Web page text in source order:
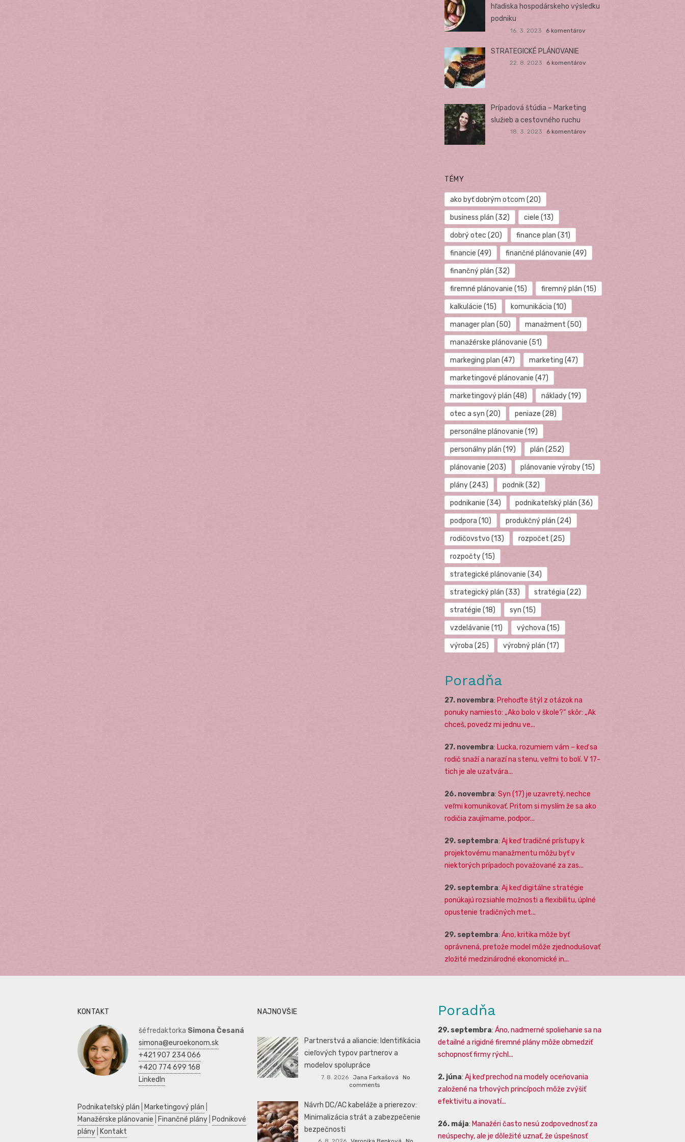
hľadiska hospodárskeho výsledku
podniku
16. 3. 2023 6 komentárov
STRATEGICKÉ PLÁNOVANIE
22. 8. 2023 6 komentárov
Prípadová štúdia – Marketing
služieb a cestovného ruchu
18. 3. 2023 6 komentárov
TÉMY
ako byť dobrým otcom (20)
business plán (32) ciele (13)
dobrý otec (20) finance plan (31)
financie (49) finančné plánovanie (49)
finančný plán (32)
firemné plánovanie (15) firemný plán (15)
kalkulácie (15) komunikácia (10)
manager plan (50) manažment (50)
manažérske plánovanie (51)
markeging plan (47) marketing (47)
marketingové plánovanie (47)
marketingový plán (48) náklady(19)
otec a syn (20) peniaze (28)
personálne plánovanie (19)
personálny plán (19) plán (252)
plánovanie (203) plánovanie výroby(15)
plány(243) podnik(32)
podnikanie (34) podnikateľský plán (36)
podpora (10) produkčný plán (24)
rodičovstvo (13) rozpočet (25)
rozpočty(15)
strategické plánovanie (34)
strategický plán (33) stratégia (22)
stratégie (18) syn (15)
vzdelávanie (11) výchova (15)
výroba (25) výrobný plán (17)
Poradňa
27. novembra: Prehoďte štýl z otázok na
ponuky namiesto: „Ako bolo v škole?“ skôr: „Ak
chceš, povedz mi jednu ve...
27. novembra: Lucka, rozumiem vám – keď sa
rodič snaží a narazí na stenu, veľmi to bolí. V 17-
tich je ale uzatvára...
26. novembra: Syn (17) je uzavretý, nechce
veľmi komunikovať. Pritom si myslím že sa ako
rodičia zaujímame, podpor...
29. septembra: Aj keď tradičné prístupy k
projektovému manažmentu môžu byť v
niektorých prípadoch považované za zas...
29. septembra: Aj keď digitálne stratégie
ponúkajú rozsiahle možnosti a flexibilitu, úplné
opustenie tradičných met...
29. septembra: Áno, kritika môže byť
oprávnená, pretože model môže zjednodušovať
zložité medzinárodné ekonomické in...
KONTAKT
šéfredaktorka Simona Česaná
simona@euroekonom.sk
+421 907 234 066
+420 774 699 168
LinkedIn
Podnikateľský plán Marketingový plán
Manažérske plánovanie
Finančné plány
Podnikové
plány
Kontakt
NAJNOVŠIE
Partnerstvá a aliancie: Identifikácia
cieľových typov partnerov a
modelov spolupráce
7. 8. 2026 Jana Farkašová
No
comments
Návrh DC/AC kabeláže a prierezov:
Minimalizácia strát a zabezpečenie
bezpečnosti
Poradňa
29. septembra: Áno, nadmerné spoliehanie sa na
detailné a rigidné firemné plány môže obmedziť
schopnosť firmy rýchl...
2. júna: Aj keď prechod na modely oceňovania
založené na trhových princípoch môže zvýšiť
efektivitu a inovatí...
26. mája: Manažéri často nesú zodpovednosť za
neúspechy, ale je dôležité uznať, že úspešnosť